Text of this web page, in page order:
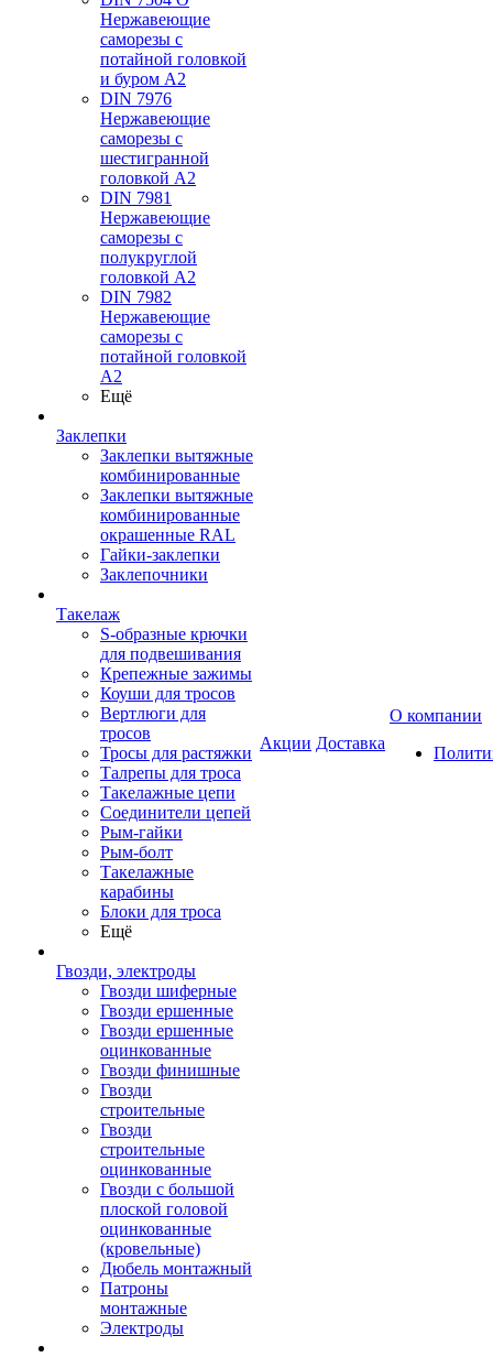
Нержавеющие
саморезы с
потайной головкой
и буром А2
DIN 7976
Нержавеющие
саморезы с
шестигранной
головкой А2
DIN 7981
Нержавеющие
саморезы с
полукруглой
головкой А2
DIN 7982
Нержавеющие
саморезы с
потайной головкой
А2
Ещё
Заклепки
Заклепки вытяжные
комбинированные
Заклепки вытяжные
комбинированные
окрашенные RAL
Гайки-заклепки
Заклепочники
Такелаж
S-образные крючки
для подвешивания
Крепежные зажимы
Коуши для тросов
Вертлюги для
тросов
Тросы для растяжки
Талрепы для троса
Такелажные цепи
Соединители цепей
Рым-гайки
Рым-болт
Такелажные
карабины
Блоки для троса
Ещё
Гвозди, электроды
Гвозди шиферные
Гвозди ершенные
Гвозди ершенные
оцинкованные
Гвозди финишные
Гвозди
строительные
Гвозди
строительные
оцинкованные
Гвозди с большой
плоской головой
оцинкованные
(кровельные)
Дюбель монтажный
Патроны
монтажные
Электроды
Акции Доставка
О компании